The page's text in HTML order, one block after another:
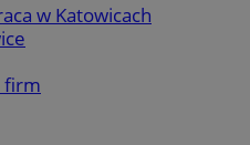
w Katowicach
firm